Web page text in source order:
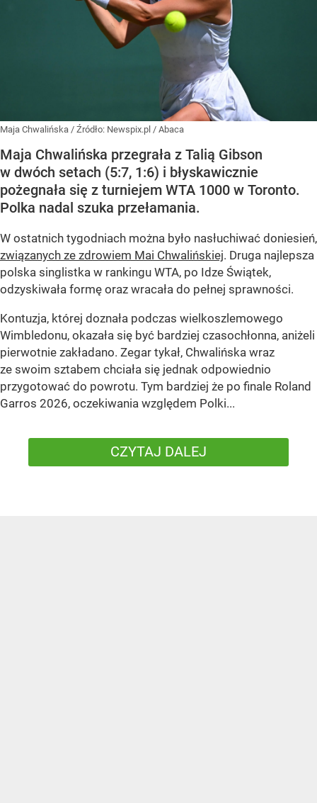
Maja Chwalińska / Źródło: Newspix.pl / Abaca
Maja Chwalińska przegrała z Talią Gibson
w dwóch setach (5:7, 1:6) i błyskawicznie
pożegnała się z turniejem WTA 1000 w Toronto.
Polka nadal szuka przełamania.
W ostatnich tygodniach można było nasłuchiwać doniesień,
związanych ze zdrowiem Mai Chwalińskiej. Druga najlepsza
polska singlistka w rankingu WTA, po Idze Świątek,
odzyskiwała formę oraz wracała do pełnej sprawności.
Kontuzja, której doznała podczas wielkoszlemowego
Wimbledonu, okazała się być bardziej czasochłonna, aniżeli
pierwotnie zakładano. Zegar tykał, Chwalińska wraz
ze swoim sztabem chciała się jednak odpowiednio
przygotować do powrotu. Tym bardziej że po finale Roland
Garros 2026, oczekiwania względem Polki...
CZYTAJ DALEJ